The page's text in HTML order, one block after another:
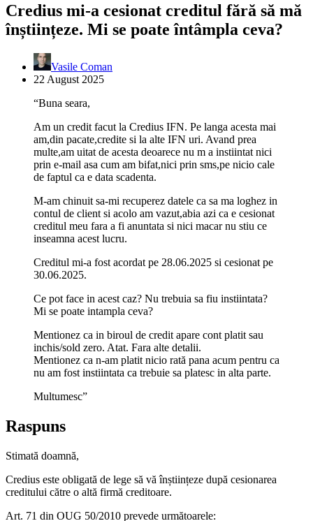
Credius mi-a cesionat creditul fără să mă
înștiințeze. Mi se poate întâmpla ceva?
Vasile Coman
22 August 2025
“Buna seara,
Am un credit facut la Credius IFN. Pe langa acesta mai
am,din pacate,credite si la alte IFN uri. Avand prea
multe,am uitat de acesta deoarece nu m a instiintat nici
prin e-mail asa cum am bifat,nici prin sms,pe nicio cale
de faptul ca e data scadenta.
M-am chinuit sa-mi recuperez datele ca sa ma loghez in
contul de client si acolo am vazut,abia azi ca e cesionat
creditul meu fara a fi anuntata si nici macar nu stiu ce
inseamna acest lucru.
Creditul mi-a fost acordat pe 28.06.2025 si cesionat pe
30.06.2025.
Ce pot face in acest caz? Nu trebuia sa fiu instiintata?
Mi se poate intampla ceva?
Mentionez ca in biroul de credit apare cont platit sau
inchis/sold zero. Atat. Fara alte detalii.
Mentionez ca n-am platit nicio rată pana acum pentru ca
nu am fost instiintata ca trebuie sa platesc in alta parte.
Multumesc”
Raspuns
Stimată doamnă,
Credius este obligată de lege să vă înștiințeze după cesionarea
creditului către o altă firmă creditoare.
Art. 71 din OUG 50/2010 prevede următoarele: